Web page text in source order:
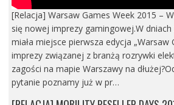
[Relacja] Warsaw Games Week 2015 –
się nowej imprezy gamingowej.W dniach
miała miejsce pierwsza edycja „Warsaw
imprezy związanej z branżą rozrywki
zagości na mapie Warszawy na
pytanie poznamy już w pr…